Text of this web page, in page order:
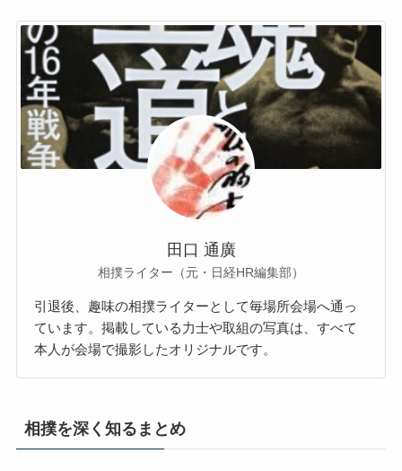
田口 通廣
相撲ライター（元・日経HR編集部）
引退後、趣味の相撲ライターとして毎場所会場へ通っ
ています。掲載している力士や取組の写真は、すべて
本人が会場で撮影したオリジナルです。
相撲を深く知るまとめ